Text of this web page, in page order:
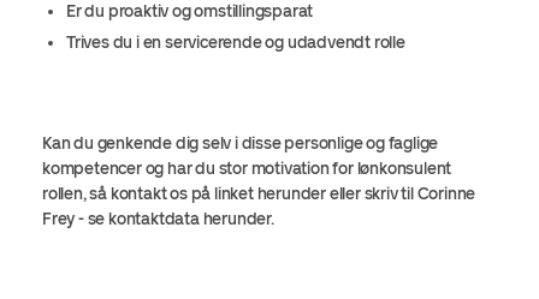
Er du proaktiv og omstillingsparat
Trives du i en servicerende og udadvendt rolle
Kan du genkende dig selv i disse personlige og faglige
kompetencer og har du stor motivation for lønkonsulent
rollen, så kontakt os på linket herunder eller skriv til Corinne
Frey - se kontaktdata herunder.